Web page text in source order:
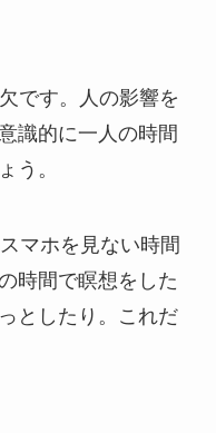
です。人の影響を
識的に一人の時間
う。
マホを見ない時間
時間で瞑想をした
としたり。これだ